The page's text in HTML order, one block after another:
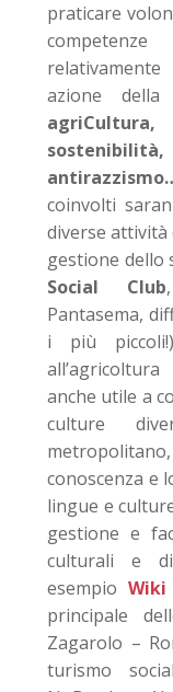
praticare
azione della
coinvolti
diverse
gestione dello
Social Club
Pantasema,
i più
anche utile a
culture
conoscenza e
lingue e
gestione e
culturali e
esempio
principale
Zagarolo –
turismo